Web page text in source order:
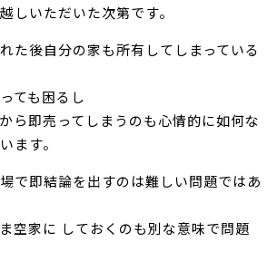
しいただいた次第です。
た後自分の家も所有してしまっている
ても困るし
ら即売ってしまうのも心情的に如何な
ます。
で即結論を出すのは難しい問題ではあ
空家に しておくのも別な意味で問題